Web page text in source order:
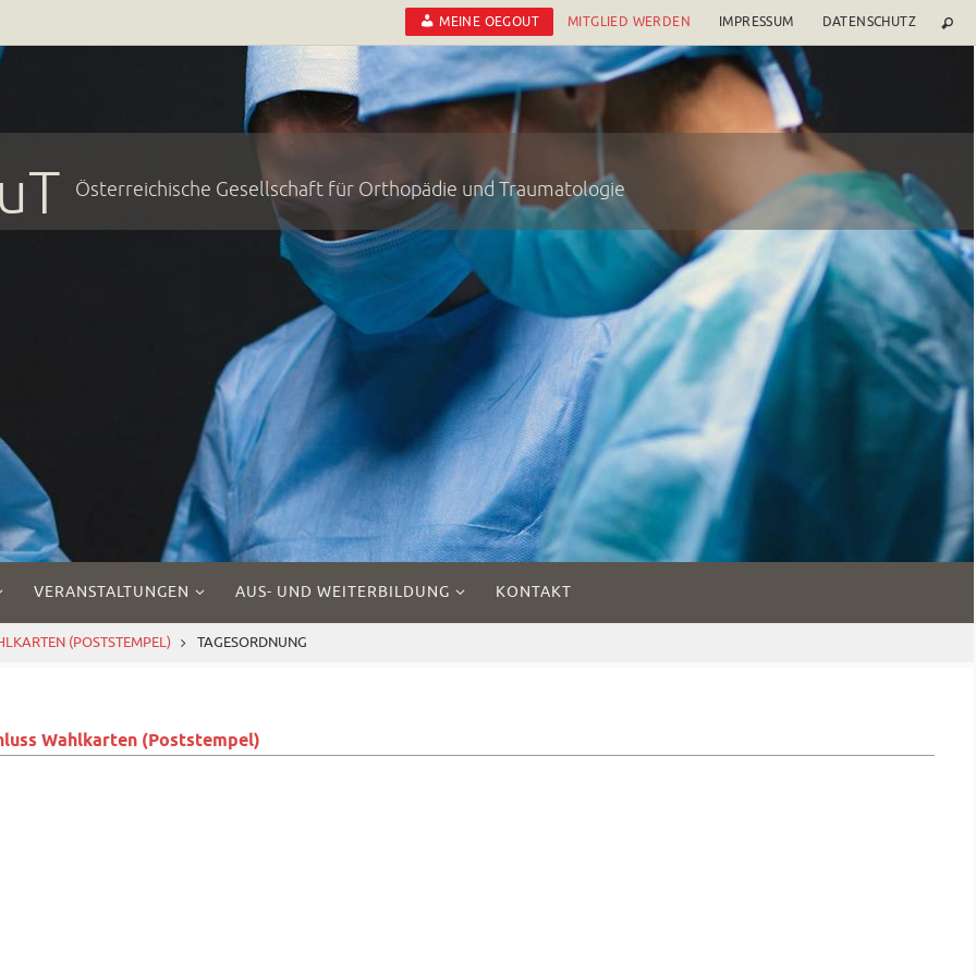
MEINE OEGOUT MITGLIED WERDEN IMPRESSUM DATENSCHUTZ
Österreichische Gesellschaft für Orthopädie und Traumatologie
VERANSTALTUNGEN AUS- UND WEITERBILDUNG KONTAKT
(POSTSTEMPEL) TAGESORDNUNG
Wahlkarten (Poststempel)